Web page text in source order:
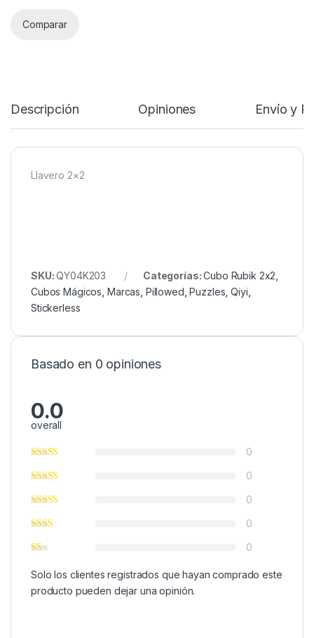
Comparar
Descripción Opiniones Envío y
Llavero 2×2
SKU:QY04K203 Categorías:Cubo Rubik 2x2
Cubos Mágicos Marcas Pillowed ,Puzzles ,Qiyi
Stickerless
Basado en 0 opiniones
0.0
overall
0
0
0
0
0
Solo los clientes registrados que hayan comprado este
producto pueden dejar una opinión.